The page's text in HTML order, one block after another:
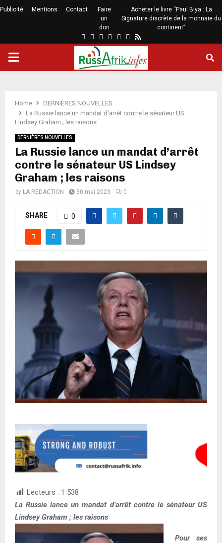
Publicité Mentions Contact
Faire
un
don
Acheter le livre “Paul Biya : La
Signature discrète de la monnaie du
continent”
Home
DERNIÈRES NOUVELLES
La Russie lance un mandat d’arrêt contre le sénateur US
Lindsey Graham ; les raisons
DERNIÈRES NOUVELLES
La Russie lance un mandat d’arrêt
contre le sénateur US Lindsey
Graham ; les raisons
by LA REDACTION 30 mai 2023 0
SHARE 0
Lecteurs : 1 538
La Russie lance un mandat d’arrêt contre le sénateur US
Lindsey Graham ; les raisons
Pour ses